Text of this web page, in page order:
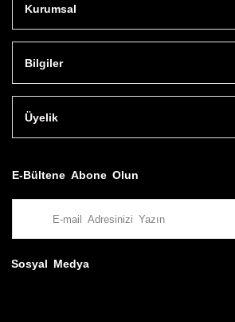
Kurumsal
Bilgiler
Üyelik
E-Bültene Abone Olun
Sosyal Medya